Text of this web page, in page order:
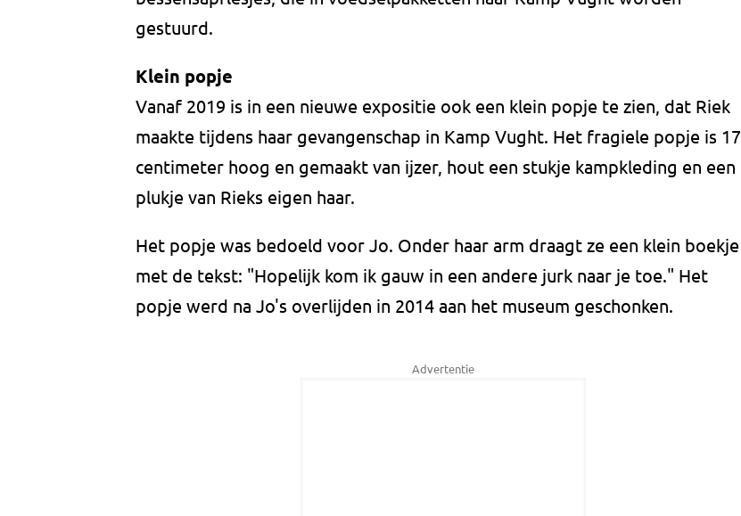
gestuurd.
Klein popje
Vanaf 2019 is in een nieuwe expositie ook een klein popje te zien, dat Riek
maakte tijdens haar gevangenschap in Kamp Vught. Het fragiele popje is 17
centimeter hoog en gemaakt van ijzer, hout een stukje kampkleding en een
plukje van Rieks eigen haar.
Het popje was bedoeld voor Jo. Onder haar arm draagt ze een klein boekje
met de tekst: "Hopelijk kom ik gauw in een andere jurk naar je toe." Het
popje werd na Jo's overlijden in 2014 aan het museum geschonken.
Advertentie